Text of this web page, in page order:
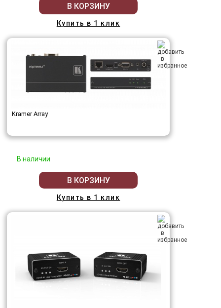
В КОРЗИНУ
Купить в 1 клик
Kramer Array
В наличии
В КОРЗИНУ
Купить в 1 клик